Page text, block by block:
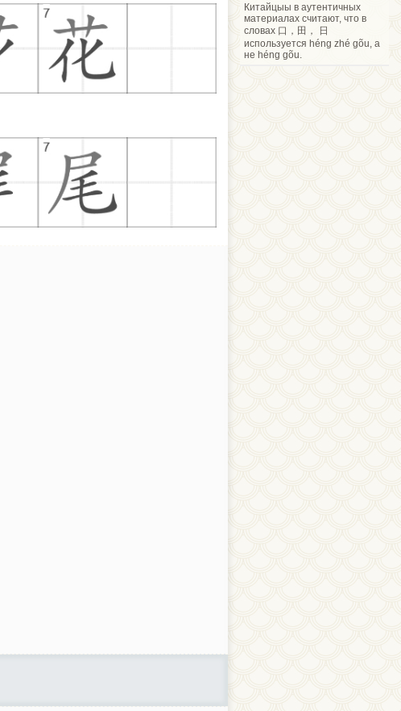
Китайцыы в аутентичных
материалах считают, что в
словах 口，田， 日
используется héng zhé gõu, а
не héng gõu.